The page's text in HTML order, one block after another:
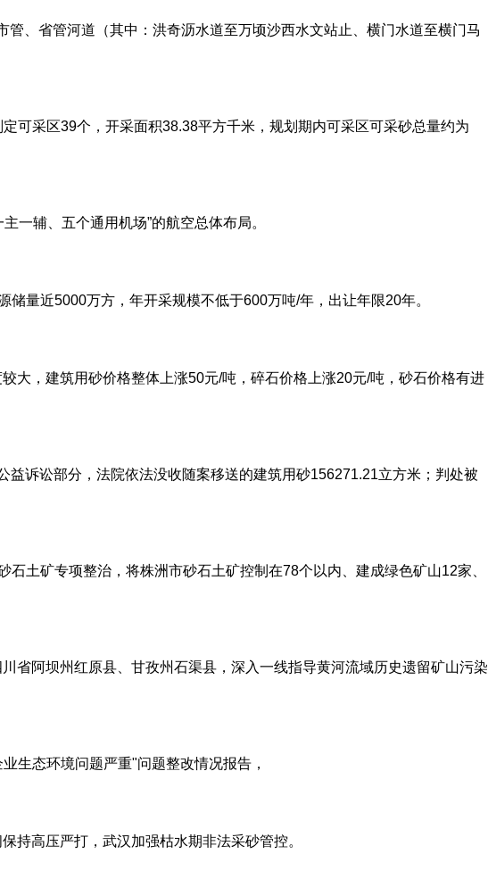
、省管河道（其中：洪奇沥水道至万顷沙西水文站止、横门水道至横门马
可采区39个，开采面积38.38平方千米，规划期内可采区可采砂总量约为
一辅、五个通用机场”的航空总体布局。
量近5000万方，年开采规模不低于600万吨/年，出让年限20年。
大，建筑用砂价格整体上涨50元/吨，碎石价格上涨20元/吨，砂石价格有进
诉讼部分，法院依法没收随案移送的建筑用砂156271.21立方米；判处被
土矿专项整治，将株洲市砂石土矿控制在78个以内、建成绿色矿山12家、
省阿坝州红原县、甘孜州石渠县，深入一线指导黄河流域历史遗留矿山污染
生态环境问题严重"问题整改情况报告，
持高压严打，武汉加强枯水期非法采砂管控。